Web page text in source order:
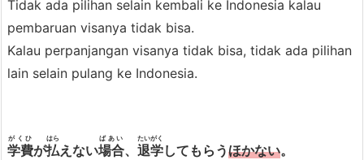
Tidak ada pilihan selain kembali ke Indonesia kalau
pembaruan visanya tidak bisa.
Kalau perpanjangan visanya tidak bisa, tidak ada pilihan
lain selain pulang ke Indonesia.
学費
がくひ
が払
はら
えない場合
ばあい
、 退学
たいがく
してもらうほかない。